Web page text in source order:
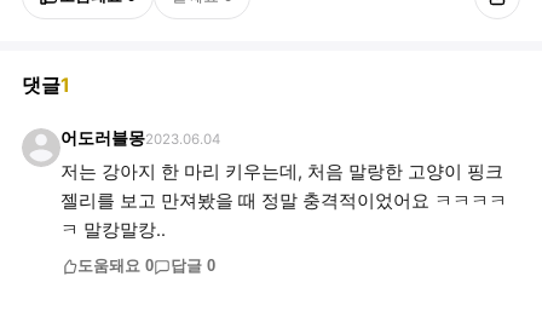
댓글1
어도러블몽2023.06.04
저는 강아지 한 마리 키우는데, 처음 말랑한 고양이 핑크
젤리를 보고 만져봤을 때 정말 충격적이었어요 ㅋㅋㅋㅋ
ㅋ 말캉말캉..
도움돼요 0 답글 0